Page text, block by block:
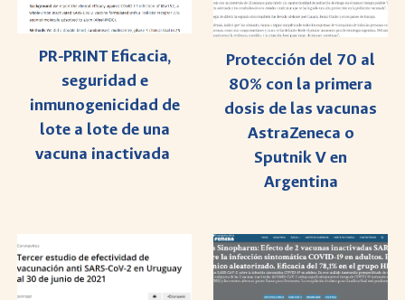
PR-PRINT Eficacia,
seguridad e
inmunogenicidad de
lote a lote de una
vacuna inactivada
Protección del 70 al
80% con la primera
dosis de las vacunas
AstraZeneca o
Sputnik V en
Argentina